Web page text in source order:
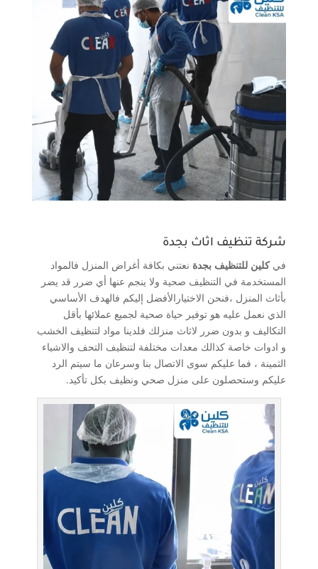
شركة تنظيف اثاث بجدة
فيكلين للتنظيف بجدة نعتني بكافة أغراض المنزل فالمواد
المستخدمة في التنظيف صحية ولا ينجم عنها أي ضرر قد يضر
بأثاث المنزل ،فنحن الاختيارالأفضل إليكم فالهدف الأساسي
الذي نعمل عليه هو توفير حياة صحية لجميع عملائها بأقل
التكاليف و بدون ضرر لاثاث منزلك فلدينا مواد لتنظيف الخشب
و ادوات خاصة كذالك معدات مختلفة لتنظيف التحف والاشياء
الثمينة ، فما عليكم سوى الاتصال بنا وسرعان ما سيتم الرد
عليكم وستحصلون على منزل صحي ونظيف بكل تأكيد.